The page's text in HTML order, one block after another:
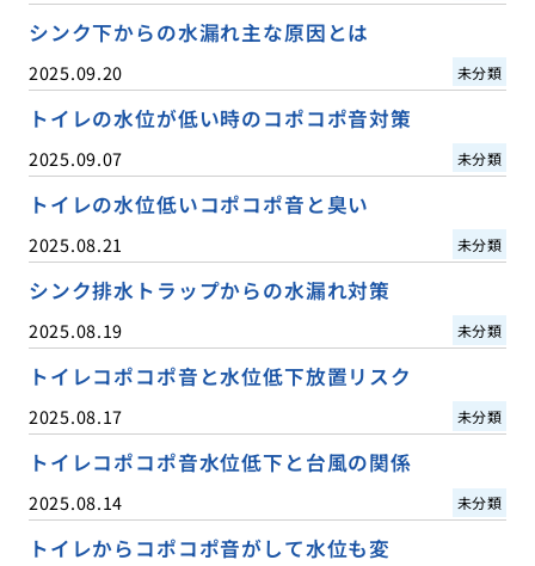
シンク下からの水漏れ主な原因とは
2025.09.20 未分類
トイレの水位が低い時のコポコポ音対策
2025.09.07 未分類
トイレの水位低いコポコポ音と臭い
2025.08.21 未分類
シンク排水トラップからの水漏れ対策
2025.08.19 未分類
トイレコポコポ音と水位低下放置リスク
2025.08.17 未分類
トイレコポコポ音水位低下と台風の関係
2025.08.14 未分類
トイレからコポコポ音がして水位も変